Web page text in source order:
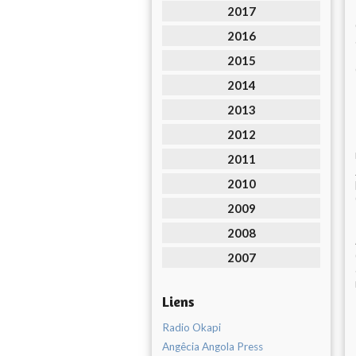
2017
2016
2015
2014
2013
2012
2011
2010
2009
2008
2007
Liens
Radio Okapi
Angêcia Angola Press